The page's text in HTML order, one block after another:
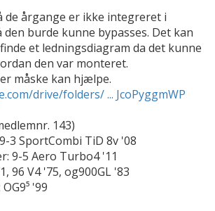
årgange er ikke integreret i
burde kunne bypasses. Det kan
et ledningsdiagram da det kunne
den var monteret.
måske kan hjælpe.
drive/folders/ ... JcoPyggmWP
143)
3 SportCombi TiD 8v '08
9-5 Aero Turbo4 '11
96 V4 '75, og900GL '83
'99